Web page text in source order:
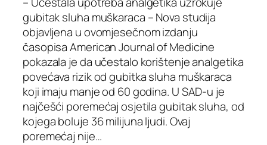
gubitak sluha muškaraca – Nova studija
objavljena u ovomjesečnom izdanju
časopisa American Journal of Medicine
pokazala je da učestalo korištenje analgetika
povećava rizik od gubitka sluha muškaraca
koji imaju manje od 60 godina. U SAD-u je
najčešći poremećaj osjetila gubitak sluha, od
kojega boluje 36 milijuna ljudi. Ovaj
poremećaj nije…